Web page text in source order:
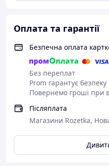
Оплата та гарантії
Безпечна оплата
Без переплат
Prom гарантує безпеку
Повернемо гроші при
Післяплата
Магазини Rozetka,